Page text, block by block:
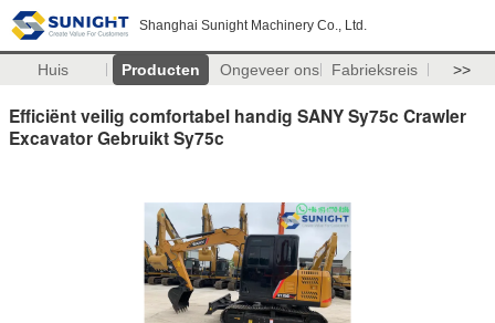
Shanghai Sunight Machinery Co., Ltd.
Huis Producten Ongeveer ons Fabrieksreis >>
Efficiënt veilig comfortabel handig SANY Sy75c Crawler
Excavator Gebruikt Sy75c